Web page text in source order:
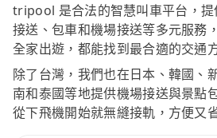
tripool 是合法的智慧叫車平台，
接送、包車和機場接送等多元服務
全家出遊，都能找到最合適的交通
除了台灣，我們也在日本、韓國、
南和泰國等地提供機場接送與景點
從下飛機開始就無縫接軌，方便又